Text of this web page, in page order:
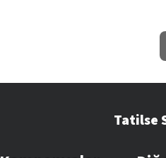
Tatilse